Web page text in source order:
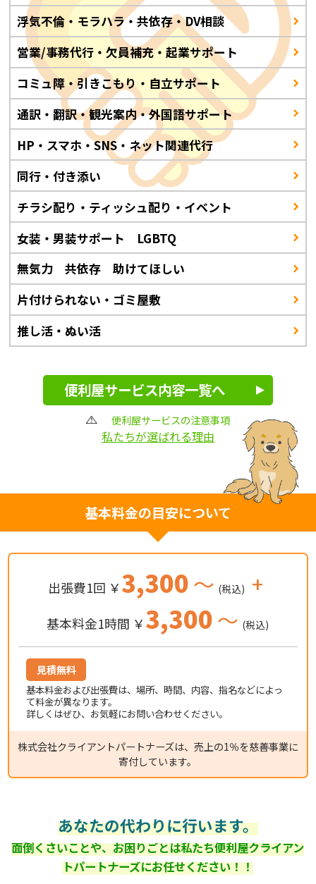
浮気不倫・モラハラ・共依存・DV相談
営業/事務代行・欠員補充・起業サポート
コミュ障・引きこもり・自立サポート
通訳・翻訳・観光案内・外国語サポート
HP・スマホ・SNS・ネット関連代行
同行・付き添い
チラシ配り・ティッシュ配り・イベント
女装・男装サポート LGBTQ
無気力 共依存 助けてほしい
片付けられない・ゴミ屋敷
推し活・ぬい活
便利屋サービス内容一覧へ
便利屋サービスの注意事項
私たちが選ばれる理由
基本料金の目安について
出張費1回 ￥3,300～ (税込) +
基本料金1時間 ￥3,300～ (税込)
見積無料
基本料金および出張費は、場所、時間、内容、指名などによっ
て料金が異なります。
詳しくはぜひ、お気軽にお問い合わせください。
株式会社クライアントパートナーズは、売上の1％を慈善事業に
寄付しています。
あなたの代わりに行います。
面倒くさいことや、お困りごとは私たち便利屋クライアン
トパートナーズにお任せください！！